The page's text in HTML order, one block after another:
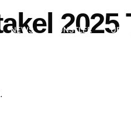
NEWS KÜNSTLER
2025